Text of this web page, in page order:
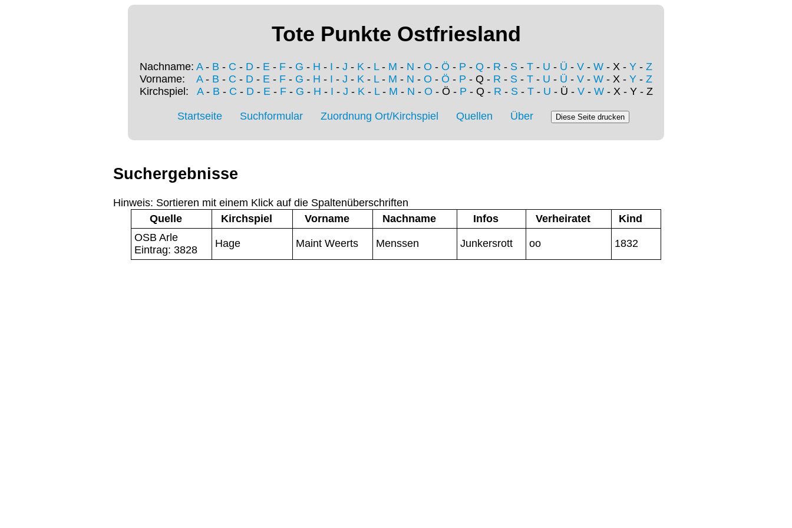
Tote Punkte Ostfriesland
Nachname: A- B - C - D - E - F - G - H - I - J - K - L- M - N - O - Ö - P - Q - R - S - T - U - Ü - V - W - X - Y - Z
Vorname: A- B - C - D - E - F - G - H - I - J - K - L- M - N - O - Ö - P - Q - R - S - T - U - Ü - V - W - X - Y - Z
Kirchspiel: A- B - C - D- E- F- G - H - I - J - K- L- M - N - O - Ö - P - Q - R - S- T- U - Ü - V- W- X - Y - Z
Startseite Suchformular Zuordnung Ort/Kirchspiel Quellen Über
Suchergebnisse
Hinweis: Sortieren mit einem Klick auf die Spaltenüberschriften
Quelle
Kirchspiel Vorname Nachname Infos Verheiratet
Kind
OSB Arle
Eintrag: 3828
Hage Maint Weerts Menssen Junkersrott oo 1832